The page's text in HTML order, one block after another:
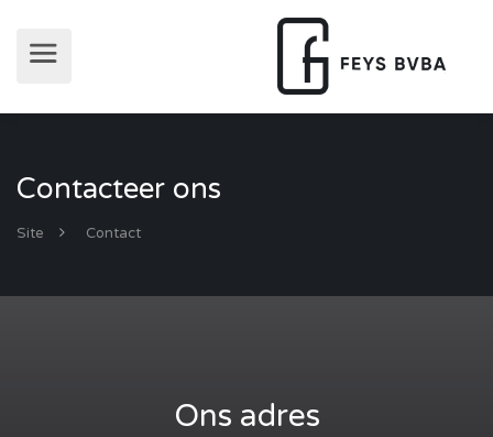
Contacteer ons
Site Contact
Ons adres